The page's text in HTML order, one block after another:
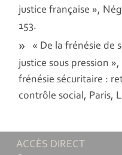
justice française »,
153.
« De la frénésie de
justice sous pression
frénésie sécuritaire :
contrôle social, Paris,
ACCÈS DIRECT